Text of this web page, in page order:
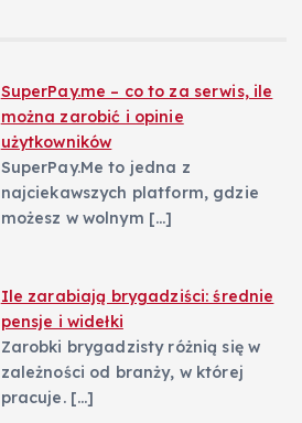
SuperPay.me – co to za serwis, ile
można zarobić i opinie
użytkowników
SuperPay.Me to jedna z
najciekawszych platform, gdzie
możesz w wolnym […]
Ile zarabiają brygadziści: średnie
pensje i widełki
Zarobki brygadzisty różnią się w
zależności od branży, w której
pracuje. […]